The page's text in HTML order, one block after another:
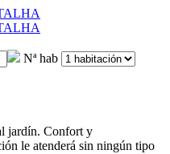
Nª hab
jardín. Confort y
le atenderá sin ningún tipo